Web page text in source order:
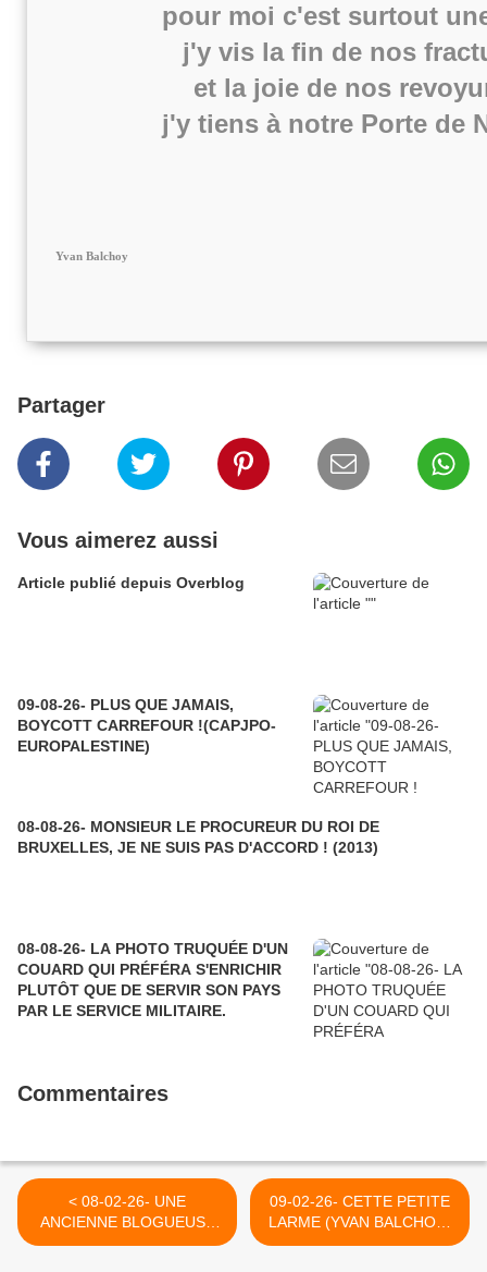
pour moi c'est surtout
j'y vis la fin de nos
et la joie de nos
j'y tiens à notre Porte de
Yvan Balchoy
Partager
Vous aimerez aussi
Article publié depuis Overblog
09-08-26- PLUS QUE JAMAIS,
BOYCOTT CARREFOUR !(CAPJPO-
EUROPALESTINE)
08-08-26- MONSIEUR LE PROCUREUR DU ROI DE
BRUXELLES, JE NE SUIS PAS D'ACCORD ! (2013)
08-08-26- LA PHOTO TRUQUÉE D'UN
COUARD QUI PRÉFÉRA S'ENRICHIR
PLUTÔT QUE DE SERVIR SON PAYS
PAR LE SERVICE MILITAIRE.
Commentaires
< 08-02-26- UNE
ANCIENNE BLOGUEUSE
DE MODE ET UN
09-02-26- CETTE PETITE
LARME (YVAN BALCHOY)
>